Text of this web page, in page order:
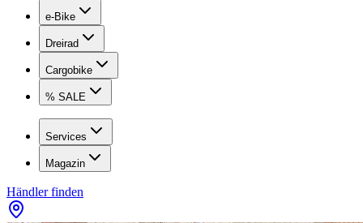
e-Bike
Dreirad
Cargobike
% SALE
Services
Magazin
Händler finden